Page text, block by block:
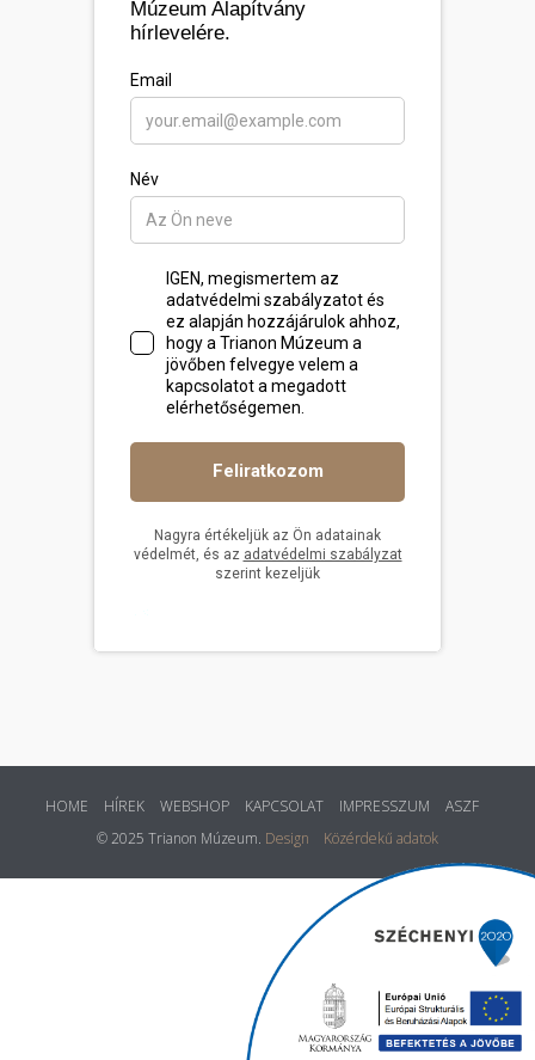
HOME HÍREK WEBSHOP KAPCSOLAT IMPRESSZUM
ASZF
© 2025 Trianon Múzeum. Design Közérdekű adatok